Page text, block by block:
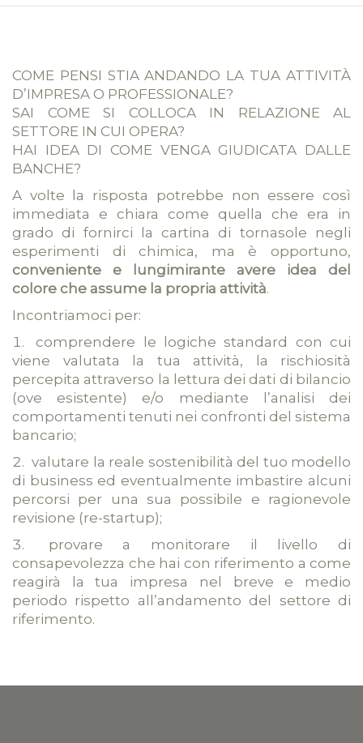
COME PENSI STIA ANDANDO LA TUA ATTIVITÀ
D’IMPRESA O PROFESSIONALE?
SAI COME SI COLLOCA IN RELAZIONE AL
SETTORE IN CUI OPERA?
HAI IDEA DI COME VENGA GIUDICATA DALLE
BANCHE?
A volte la risposta potrebbe non essere così
immediata e chiara come quella che era in
grado di fornirci la cartina di tornasole negli
esperimenti di chimica, ma è opportuno,
conveniente e lungimirante avere idea del
colore che assume la propria attività.
Incontriamoci per:
comprendere le logiche standard con cui
viene valutata la tua attività, la rischiosità
percepita attraverso la lettura dei dati di bilancio
(ove esistente) e/o mediante l’analisi dei
comportamenti tenuti nei confronti del sistema
bancario;
valutare la reale sostenibilità del tuo modello
di business ed eventualmente imbastire alcuni
percorsi per una sua possibile e ragionevole
revisione (re-startup);
provare a monitorare il livello di
consapevolezza che hai con riferimento a come
reagirà la tua impresa nel breve e medio
periodo rispetto all’andamento del settore di
riferimento.